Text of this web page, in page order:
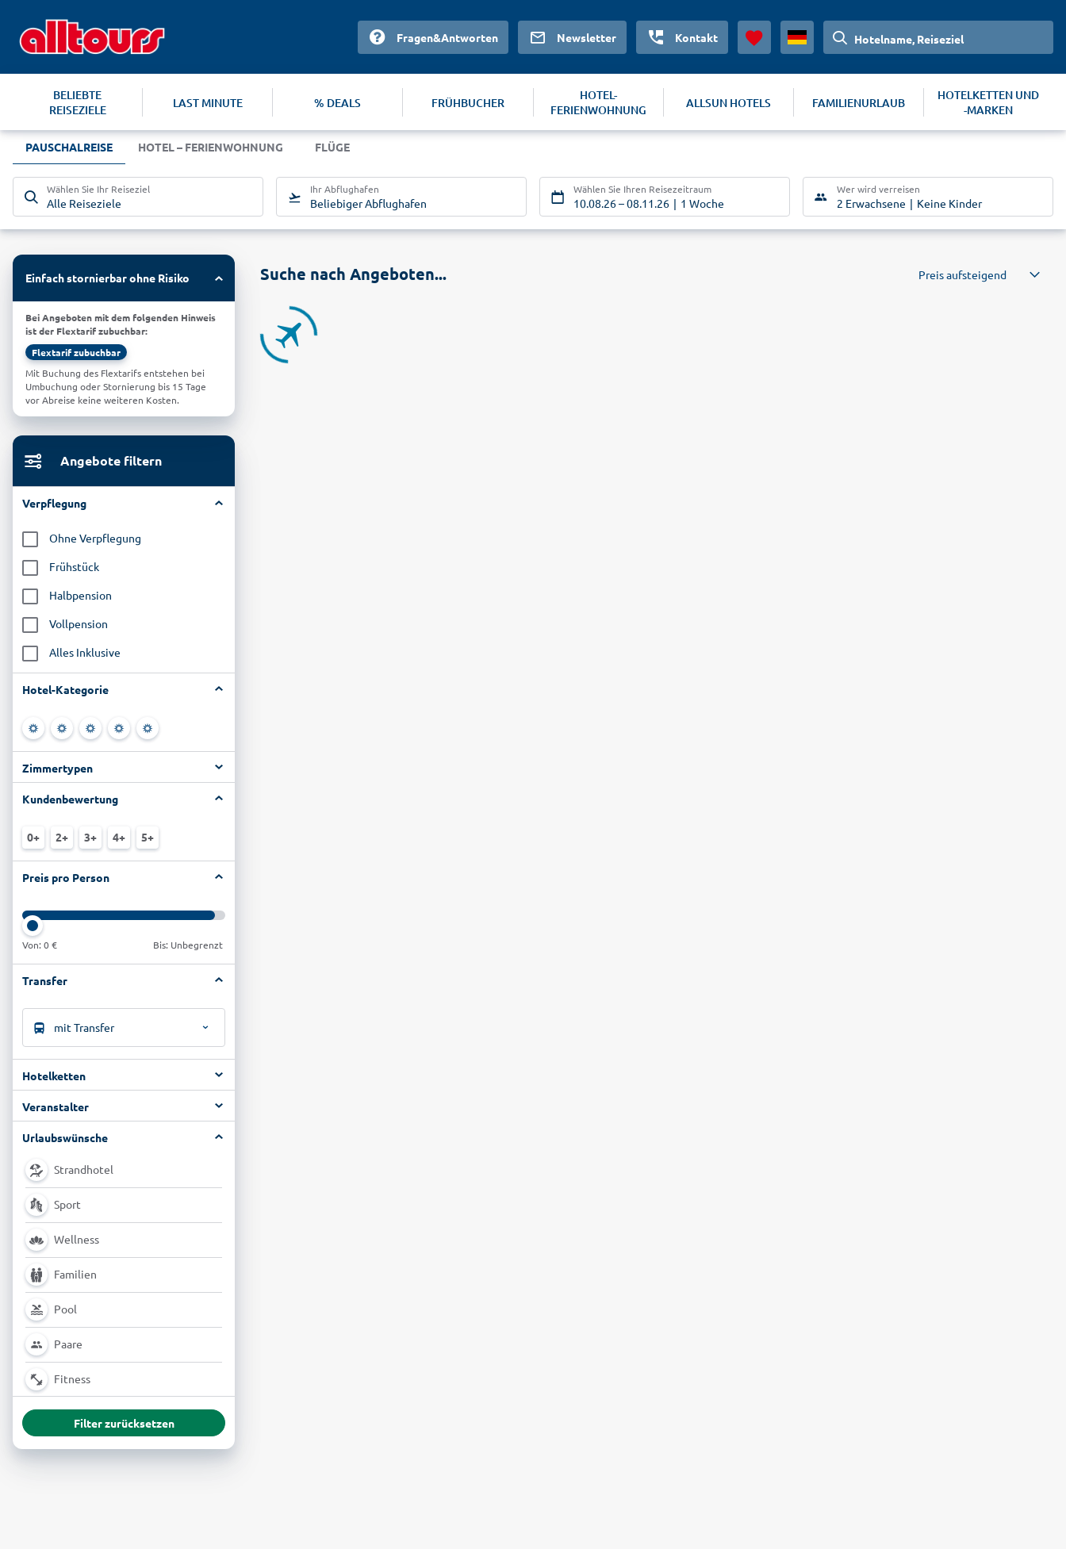
Fragen&Antworten Newsletter Kontakt Hotelname, Reiseziel
BELIEBTE
REISEZIELE
LAST MINUTE % DEALS FRÜHBUCHER
HOTEL-
FERIENWOHNUNG
ALLSUN HOTELS FAMILIENURLAUB
HOTELKETTEN UND
-MARKEN
PAUSCHALREISE HOTEL – FERIENWOHNUNG FLÜGE
Wählen Sie Ihr Reiseziel
Alle Reiseziele
Ihr Abflughafen
Beliebiger Abflughafen
Wählen Sie Ihren Reisezeitraum
10.08.26–08.11.26 1 Woche
Wer wird verreisen
2 Erwachsene Keine Kinder
Einfach stornierbar ohne Risiko
Bei Angeboten mit dem folgenden Hinweis
ist der Flextarif zubuchbar:
Flextarif zubuchbar
Mit Buchung des Flextarifs entstehen bei
Umbuchung oder Stornierung bis 15 Tage
vor Abreise keine weiteren Kosten.
Angebote filtern
Verpflegung
Ohne Verpflegung
Frühstück
Halbpension
Vollpension
Alles Inklusive
Hotel-Kategorie
Zimmertypen
Kundenbewertung
0+ 2+ 3+ 4+ 5+
Preis pro Person
Von: 0 € Bis: Unbegrenzt
Transfer
mit Transfer
Hotelketten
Veranstalter
Urlaubswünsche
Strandhotel
Sport
Wellness
Familien
Pool
Paare
Fitness
Filter zurücksetzen
Suche nach Angeboten... Preis aufsteigend